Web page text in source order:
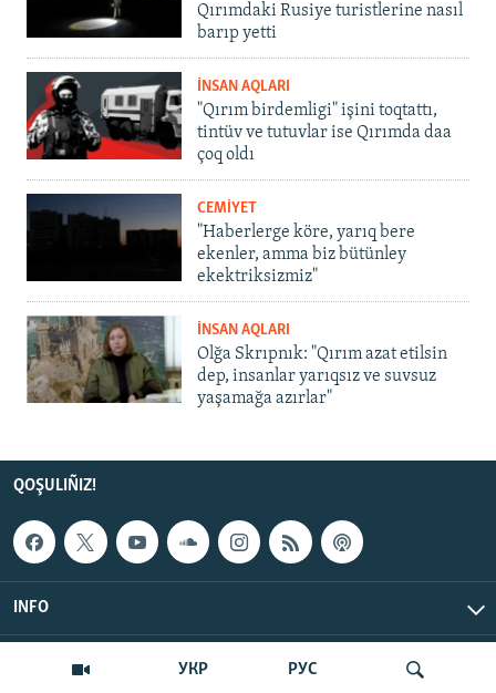
УКР РУС
Qırımdaki Rusiye turistlerine nasıl
barıp yetti
İNSAN AQLARI
"Qırım birdemligi" işini toqtattı,
tintüv ve tutuvlar ise Qırımda daa
çoq oldı
CEMİYET
"Haberlerge köre, yarıq bere
ekenler, amma biz bütünley
ekektriksizmiz"
İNSAN AQLARI
Olğa Skrıpnık: "Qırım azat etilsin
dep, insanlar yarıqsız ve suvsuz
yaşamağa azırlar"
QOŞULIÑIZ!
INFO
© Qırım.Aqiqat, 2026 | All Rights Reserved.